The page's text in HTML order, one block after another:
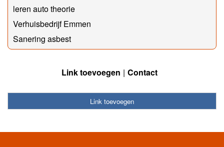
leren auto theorie
Verhuisbedrijf Emmen
Sanering asbest
Link toevoegen Contact
Link toevoegen